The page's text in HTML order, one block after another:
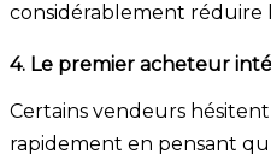
considérablement réduire
4. Le premier acheteur
Certains vendeurs
rapidement en pensant